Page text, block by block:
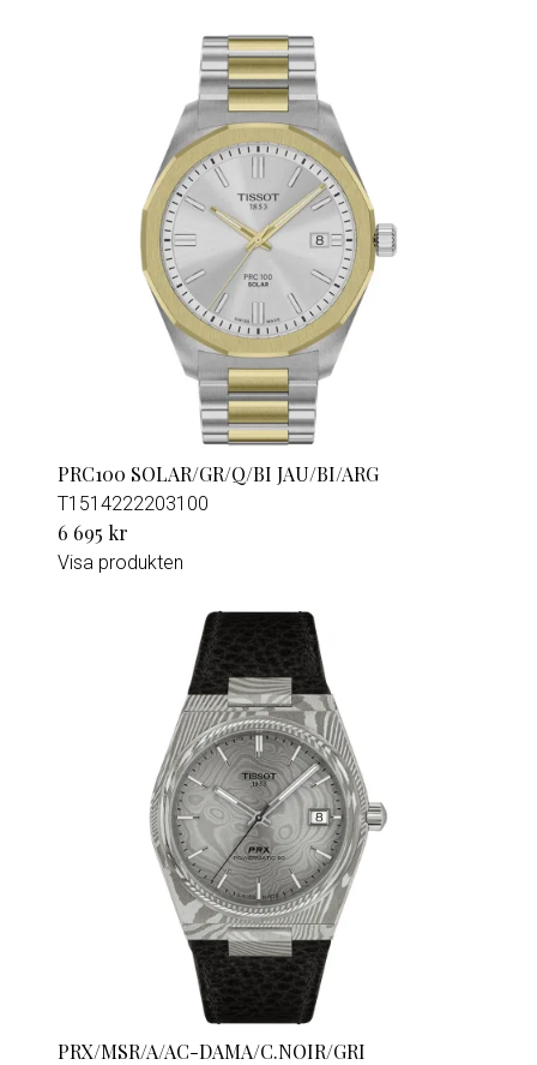
PRC100 SOLAR/GR/Q/BI JAU/BI/ARG
T1514222203100
6 695 kr
Visa produkten
PRX/MSR/A/AC-DAMA/C.NOIR/GRI